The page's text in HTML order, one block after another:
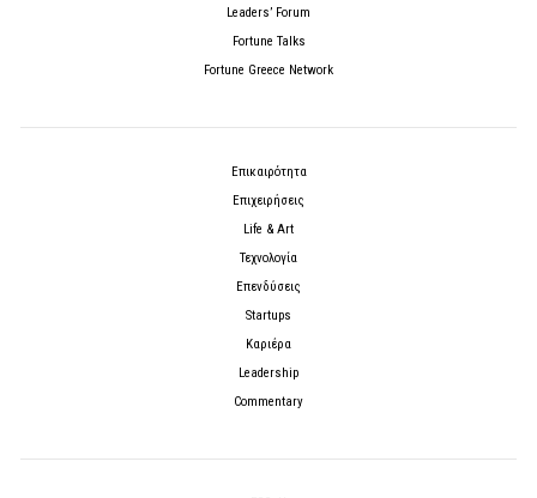
Leaders’ Forum
Fortune Talks
Fortune Greece Network
Επικαιρότητα
Επιχειρήσεις
Life & Art
Τεχνολογία
Επενδύσεις
Startups
Καριέρα
Leadership
Commentary